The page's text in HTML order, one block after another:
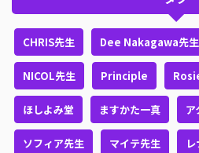
CHRIS先生 Dee Nakagawa先生
NICOL先生 Principle
ほしよみ堂 ますかた一真 ア
ソフィア先生 マイテ先生